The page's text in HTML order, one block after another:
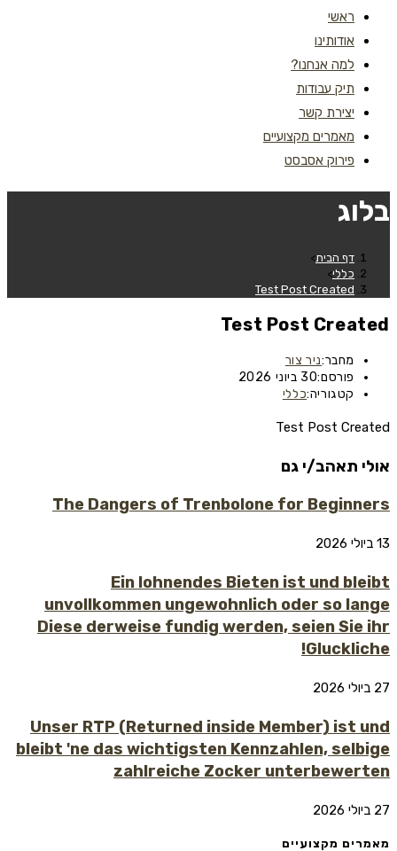
ראשי
אודותינו
למה אנחנו?
תיק עבודות
יצירת קשר
מאמרים מקצועיים
פירוק אסבסט
בלוג
דף הבית>
כללי>
Test Post Created
Test Post Created
מחבר:ניר צור
פורסם:30 ביוני 2026
קטגוריה:כללי
Test Post Created
אולי תאהב/י גם
The Dangers of Trenbolone for Beginners
13 ביולי 2026
Ein lohnendes Bieten ist und bleibt
unvollkommen ungewohnlich oder so lange
Diese derweise fundig werden, seien Sie ihr
Gluckliche!
27 ביולי 2026
Unser RTP (Returned inside Member) ist und
bleibt 'ne das wichtigsten Kennzahlen, selbige
zahlreiche Zocker unterbewerten
27 ביולי 2026
מאמרים מקצועיים